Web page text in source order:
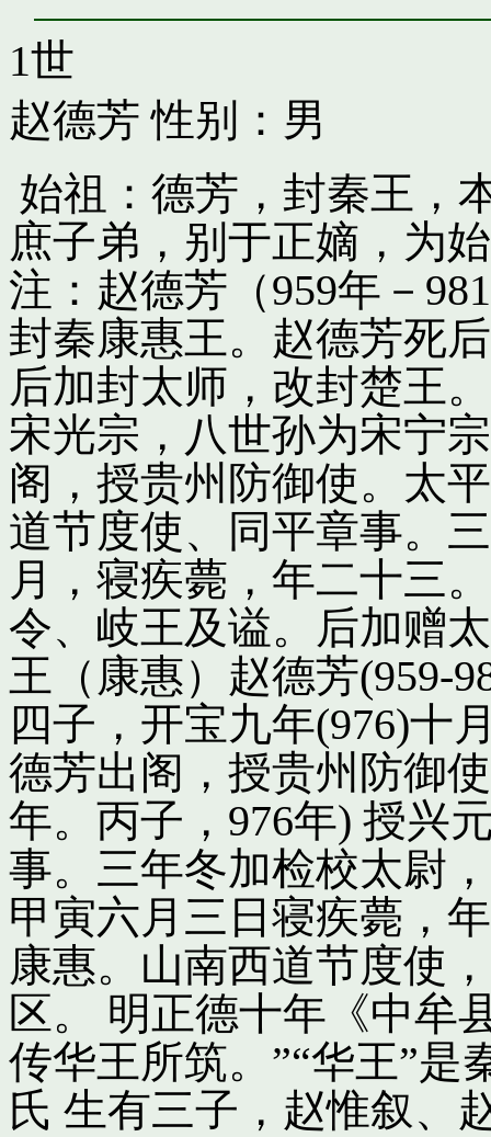
1世
赵德芳 性别：男
始祖：德芳，封秦王，
庶子弟，别于正嫡，为
注：赵德芳（959年－
封秦康惠王。赵德芳死
后加封太师，改封楚王
宋光宗，八世孙为宋宁
阁，授贵州防御使。太
道节度使、同平章事。
月，寝疾薨，年二十三
令、岐王及谥。后加赠
王（康惠）赵德芳(959-
四子，开宝九年(976)十
德芳出阁，授贵州防御
年。丙子，976年) 授兴
事。三年冬加检校太尉
甲寅六月三日寝疾薨，
康惠。山南西道节度使
区。 明正德十年《中牟
传华王所筑。”“华王”是
氏 生有三子，赵惟叙、